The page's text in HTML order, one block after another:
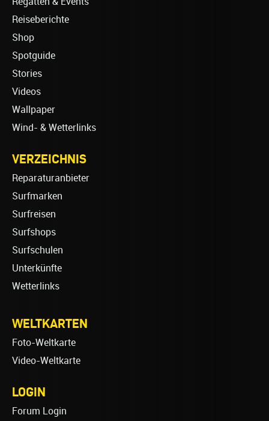
Reiseberichte
Shop
Spotguide
Stories
Videos
Wallpaper
Wind- & Wetterlinks
VERZEICHNIS
Reparaturanbieter
Surfmarken
Surfreisen
Surfshops
Surfschulen
Unterkünfte
Wetterlinks
WELTKARTEN
Foto-Weltkarte
Video-Weltkarte
LOGIN
Forum Login